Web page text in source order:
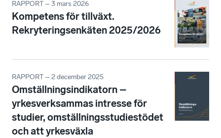
RAPPORT – 3 mars 2026
Kompetens för tillväxt.
Rekryteringsenkäten 2025/2026
RAPPORT – 2 december 2025
Omställningsindikatorn –
yrkesverksammas intresse för
studier, omställningsstudiestödet
och att yrkesväxla